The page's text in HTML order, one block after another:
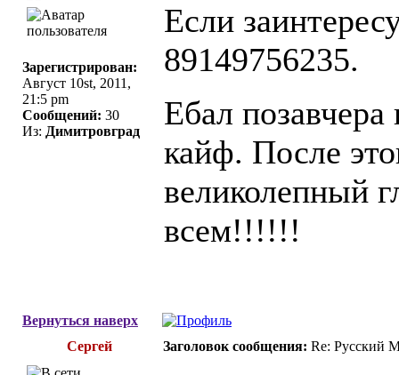
Зарегистрирован:
Август 10st, 2011,
21:5 pm
Сообщений: 30
Из: Димитровград
Если
89149756235.
Ебал
кайф. После
великолепный
всем!!!!!!
Вернуться наверх
Сергей
Заголовок сообщения: Re: Русский